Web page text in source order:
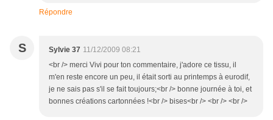
Répondre
S Sylvie 37 11/12/2009 08:21
<br /> merci Vivi pour ton commentaire, j'adore ce tissu, il
m'en reste encore un peu, il était sorti au printemps à eurodif,
je ne sais pas s'il se fait toujours;<br /> bonne journée à toi, et
bonnes créations cartonnées !<br /> bises<br /> <br /> <br />